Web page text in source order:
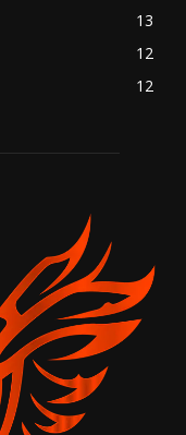
13
12
12